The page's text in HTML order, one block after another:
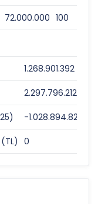
72.000.000 100
1.268.901.392
2.297.796.212
-1.028.894.820
0